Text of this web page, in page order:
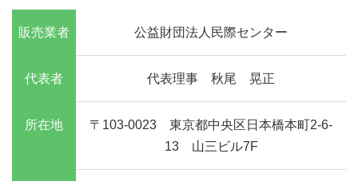
販売業者 公益財団法人民際センター
代表者 代表理事 秋尾 晃正
所在地
〒103-0023 東京都中央区日本橋本町2-6-
13 山三ビル7F